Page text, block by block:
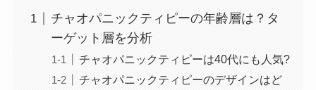
チャオパニックティピーの年齢層は？タ
ーゲット層を分析
チャオパニックティピーは40代にも人気?
チャオパニックティピーのデザインはど